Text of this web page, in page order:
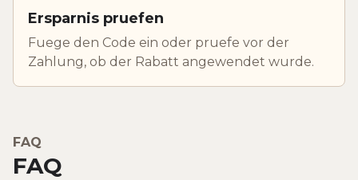
Ersparnis pruefen
Fuege den Code ein oder pruefe vor der
Zahlung, ob der Rabatt angewendet wurde.
FAQ
FAQ